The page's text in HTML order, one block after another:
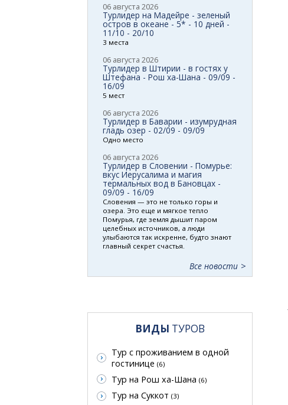
06 августа 2026
Турлидер на Мадейре - зеленый
остров в океане - 5* - 10 дней -
11/10 - 20/10
3 места
06 августа 2026
Турлидер в Штирии - в гостях у
Штефана - Рош ха-Шана - 09/09 -
16/09
5 мест
06 августа 2026
Турлидер в Баварии - изумрудная
гладь озер - 02/09 - 09/09
Одно место
06 августа 2026
Турлидер в Словении - Помурье:
вкус Иерусалима и магия
термальных вод в Бановцах -
09/09 - 16/09
Словения — это не только горы и
озера. Это еще и мягкое тепло
Помурья, где земля дышит паром
целебных источников, а люди
улыбаются так искренне, будто знают
главный секрет счастья.
Все новости
ВИДЫ ТУРОВ
Тур с проживанием в одной
гостинице (6)
Тур на Рош ха-Шана (6)
Тур на Суккот (3)